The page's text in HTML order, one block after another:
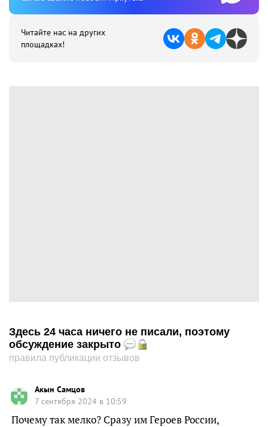
Читайте нас на других
площадках!
Здесь 24 часа ничего не писали, поэтому
обсуждение закрыто
правила публикации отзывов
Акын Самцов
7 сентября 2024 в 10:59
Почему так мелко? Сразу им Героев России,